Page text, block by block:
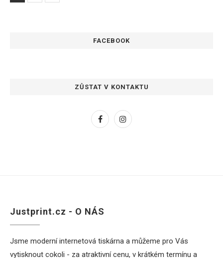
FACEBOOK
ZŮSTAT V KONTAKTU
Justprint.cz - O NÁS
Jsme moderní internetová tiskárna a můžeme pro Vás
vytisknout cokoli - za atraktivní cenu, v krátkém termínu a